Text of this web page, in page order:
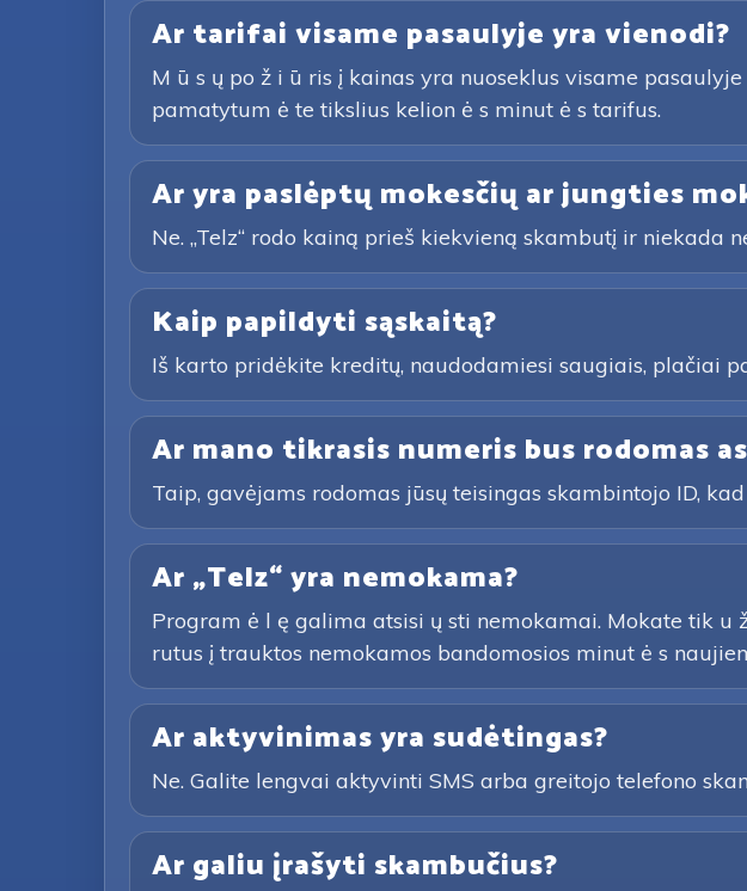
Ar tarifai visame pasaulyje yra vienodi?
M ū s ų po ž i ū ris į kainas yra nuoseklus visame
pamatytum ė te tikslius kelion ė s minut ė s tarifus.
Ar yra paslėptų mokesčių ar jungties
Ne. „Telz“ rodo kainą prieš kiekvieną skambutį ir niekada
Kaip papildyti sąskaitą?
Iš karto pridėkite kreditų, naudodamiesi saugiais, plačiai
Ar mano tikrasis numeris bus rodomas
Taip, gavėjams rodomas jūsų teisingas skambintojo ID,
Ar „Telz“ yra nemokama?
Program ė l ę galima atsisi ų sti nemokamai. Mokate tik
rutus į trauktos nemokamos bandomosios minut ė s
Ar aktyvinimas yra sudėtingas?
Ne. Galite lengvai aktyvinti SMS arba greitojo telefono
Ar galiu įrašyti skambučius?